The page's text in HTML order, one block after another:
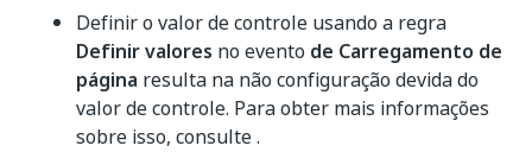
Definir o valor de controle usando a regra
Definir valores no evento de Carregamento de
página resulta na não configuração devida do
valor de controle. Para obter mais informações
sobre isso, consulte .